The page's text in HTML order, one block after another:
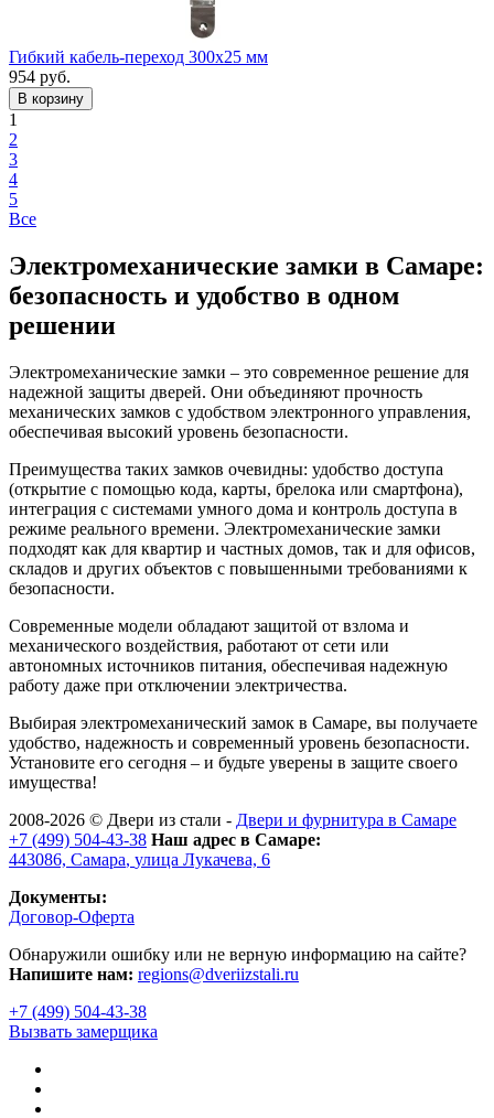
Гибкий кабель-переход 300х25 мм
954 руб.
1
2
3
4
5
Все
Электромеханические замки в Самаре:
безопасность и удобство в одном
решении
Электромеханические замки – это современное решение для
надежной защиты дверей. Они объединяют прочность
механических замков с удобством электронного управления,
обеспечивая высокий уровень безопасности.
Преимущества таких замков очевидны: удобство доступа
(открытие с помощью кода, карты, брелока или смартфона),
интеграция с системами умного дома и контроль доступа в
режиме реального времени. Электромеханические замки
подходят как для квартир и частных домов, так и для офисов,
складов и других объектов с повышенными требованиями к
безопасности.
Современные модели обладают защитой от взлома и
механического воздействия, работают от сети или
автономных источников питания, обеспечивая надежную
работу даже при отключении электричества.
Выбирая электромеханический замок в Самаре, вы получаете
удобство, надежность и современный уровень безопасности.
Установите его сегодня – и будьте уверены в защите своего
имущества!
2008-2026 © Двери из стали - Двери и фурнитура в Самаре
+7 (499) 504-43-38 Наш адрес в Самаре:
443086, Самара, улица Лукачева, 6
Документы:
Договор-Оферта
Обнаружили ошибку или не верную информацию на сайте?
Напишите нам: regions@dveriizstali.ru
+7 (499) 504-43-38
Вызвать замерщика